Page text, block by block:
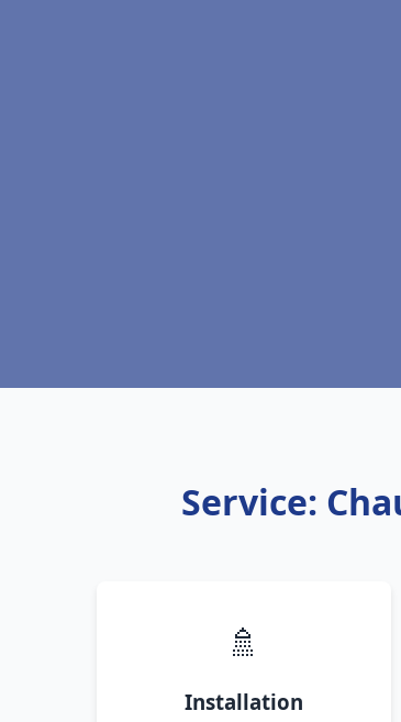
Service:
🚿
Installation